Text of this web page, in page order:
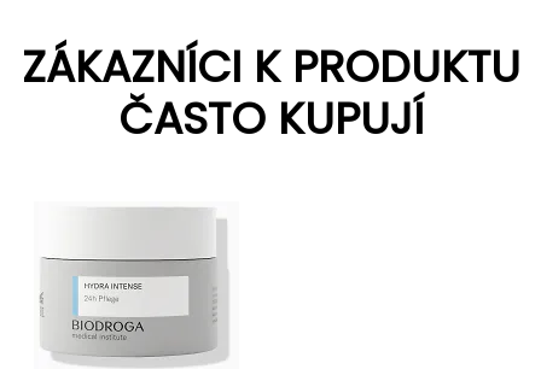
ZÁKAZNÍCI K PRODUKTU
ČASTO KUPUJÍ